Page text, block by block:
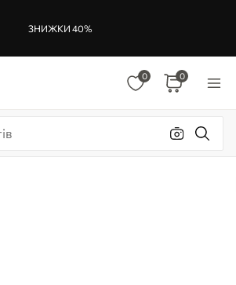
ЗНИЖКИ 40%
0 0